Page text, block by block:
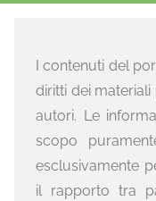
I contenuti del
diritti dei
autori. Le
scopo
esclusivamente
il rapporto tra